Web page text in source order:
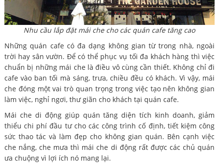
Nhu cầu lắp đặt mái che cho các quán cafe tăng cao
Những quán cafe có đa dạng không gian từ trong nhà, ngoài
trời hay sân vườn. Để có thể phục vụ tối đa khách hàng thì việc
chuẩn bị những mái che là điều vô cùng cần thiết. Không chỉ đi
cafe vào ban tối mà sáng, trưa, chiều đều có khách. Vì vậy, mái
che đóng một vai trò quan trọng trong việc tạo nên không gian
làm việc, nghỉ ngơi, thư giãn cho khách tại quán cafe.
Mái che di động giúp quán tăng diện tích kinh doanh, giảm
thiểu chi phí đầu tư cho các công trình cố định, tiết kiệm công
sức thao tác và làm đẹp cho không gian quán. Bên cạnh việc
che nắng, che mưa thì mái che di động rất được các chủ quán
ưa chuộng vì lợi ích nó mang lại.